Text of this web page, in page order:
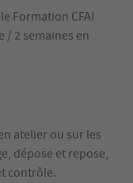
Formation CFAI
/ 2 semaines en
atelier ou sur les
dépose et repose,
contrôle.